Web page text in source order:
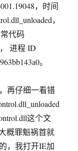
，时间
，
代码
进程 ID
。
再仔细一看错
这个文
概罪魁祸首就
，我打开IE加